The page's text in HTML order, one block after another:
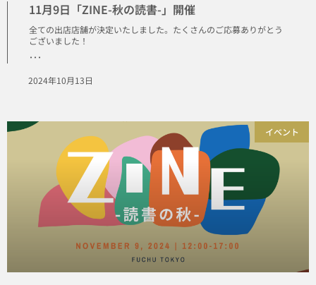
11月9日「ZINE-秋の読書-」開催
全ての出店店舗が決定いたしました。たくさんのご応募ありがとう
ございました！
･･･
2024年10月13日
イベント